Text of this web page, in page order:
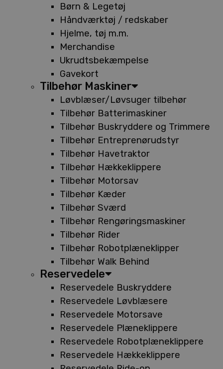
Børn & Legetøj
Håndværktøj / redskaber
Hjelme, tøj m.m.
Merchandise
Ukrudtsbekæmpelse
Gavekort
Tilbehør Maskiner
Løvblæser/Løvsuger tilbehør
Tilbehør Batterimaskiner
Tilbehør Buskryddere og Trimmere
Tilbehør Entreprenørudstyr
Tilbehør Havetraktor
Tilbehør Hækkeklippere
Tilbehør Motorsav
Tilbehør Kæder
Tilbehør Sværd
Tilbehør Rengøringsmaskiner
Tilbehør Rider
Tilbehør Robotplæneklipper
Tilbehør Walk Behind
Reservedele
Reservedele Buskryddere
Reservedele Løvblæsere
Reservedele Motorsave
Reservedele Plæneklippere
Reservedele Robotplæneklippere
Reservedele Hækkeklippere